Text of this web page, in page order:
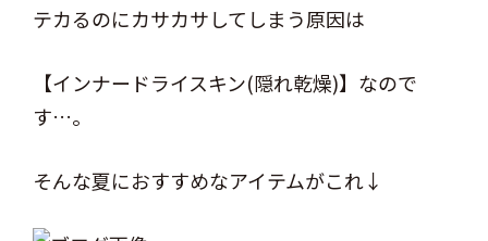
テカるのにカサカサしてしまう原因は
【インナードライスキン(隠れ乾燥)】なので
す…。
そんな夏におすすめなアイテムがこれ↓